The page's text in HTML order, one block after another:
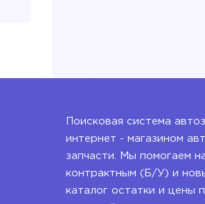
Поисковая система
интернет - магазином
запчасти. Мы помогаем
контрактным (Б/У) и
каталог остатки и цены